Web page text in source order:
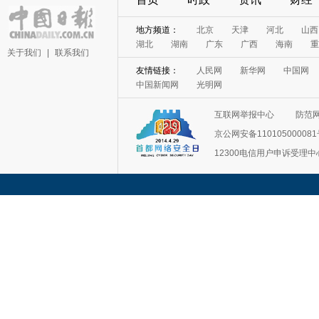
关于我们 联系我们
地方频道： 北京 天津 河北
山西
湖北
湖南 广东 广西 海南
友情链接： 人民网 新华网
中国网
中国新闻网
光明网
互联网举报中心
防范
京公网安备110105000081
12300电信用户申诉受理中